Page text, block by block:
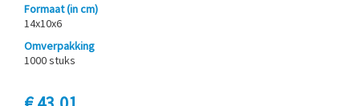
Formaat (in cm)
14x10x6
Omverpakking
1000 stuks